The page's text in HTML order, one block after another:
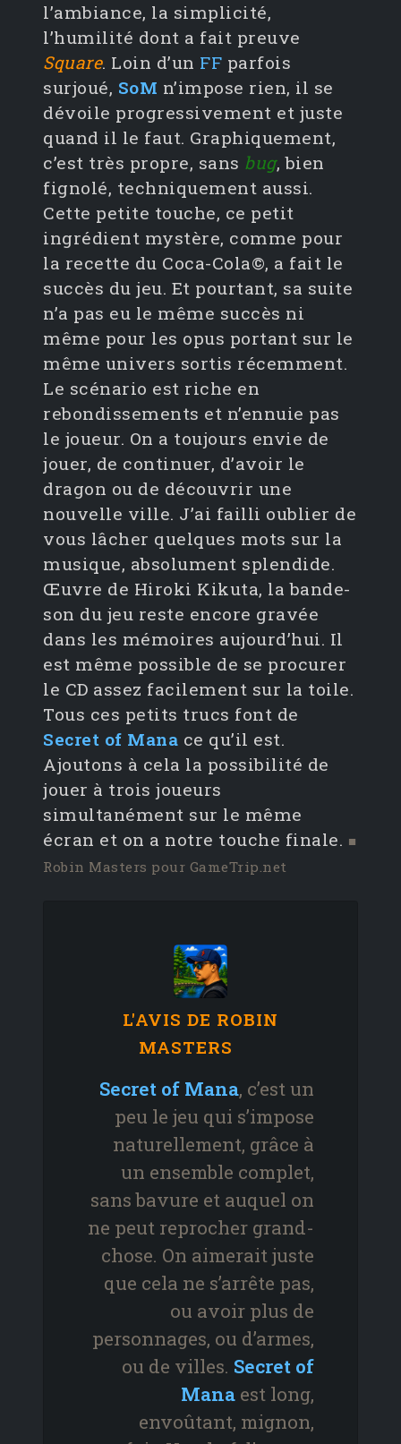
l’ambiance, la simplicité,
l’humilité dont a fait preuve
Square. Loin d’un FF parfois
surjoué, SoM n’impose rien, il se
dévoile progressivement et juste
quand il le faut. Graphiquement,
c’est très propre, sans bug, bien
fignolé, techniquement aussi.
Cette petite touche, ce petit
ingrédient mystère, comme pour
la recette du Coca-Cola©, a fait le
succès du jeu. Et pourtant, sa suite
n’a pas eu le même succès ni
même pour les opus portant sur le
même univers sortis récemment.
Le scénario est riche en
rebondissements et n’ennuie pas
le joueur. On a toujours envie de
jouer, de continuer, d’avoir le
dragon ou de découvrir une
nouvelle ville. J’ai failli oublier de
vous lâcher quelques mots sur la
musique, absolument splendide.
Œuvre de Hiroki Kikuta, la bande-
son du jeu reste encore gravée
dans les mémoires aujourd’hui. Il
est même possible de se procurer
le CD assez facilement sur la toile.
Tous ces petits trucs font de
Secret of Mana ce qu’il est.
Ajoutons à cela la possibilité de
jouer à trois joueurs
simultanément sur le même
écran et on a notre touche finale. ■
Robin Masters pour GameTrip.net
L'AVIS DE ROBIN
MASTERS
Secret of Mana, c’est un
peu le jeu qui s’impose
naturellement, grâce à
un ensemble complet,
sans bavure et auquel on
ne peut reprocher grand-
chose. On aimerait juste
que cela ne s’arrête pas,
ou avoir plus de
personnages, ou d’armes,
ou de villes. Secret of
Mana est long,
envoûtant, mignon,